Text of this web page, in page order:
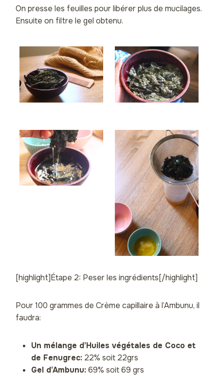
On presse les feuilles pour libérer plus de mucilages.
Ensuite on filtre le gel obtenu.
[highlight]Étape 2: Peser les ingrédients[/highlight]
Pour 100 grammes de Crème capillaire à l’Ambunu, il
faudra:
Un mélange d’Huiles végétales de Coco et
de Fenugrec: 22% soit 22grs
Gel d’Ambunu:69% soit 69 grs